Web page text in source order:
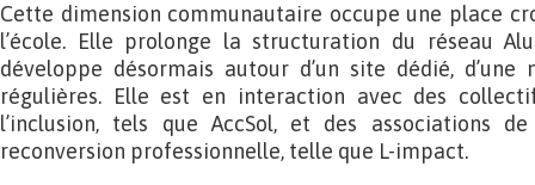
Cette dimension communautaire occupe une place
l’école. Elle prolonge la structuration du réseau
développe désormais autour d’un site dédié,
régulières. Elle est en interaction avec des
l’inclusion, tels que AccSol, et des associations
reconversion professionnelle, telle que L-impact.